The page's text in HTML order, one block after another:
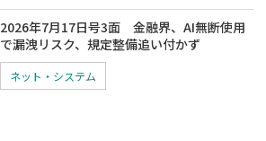
2026年7月17日号3面 金融界、AI無断使用
で漏洩リスク、規定整備追い付かず
ネット・システム